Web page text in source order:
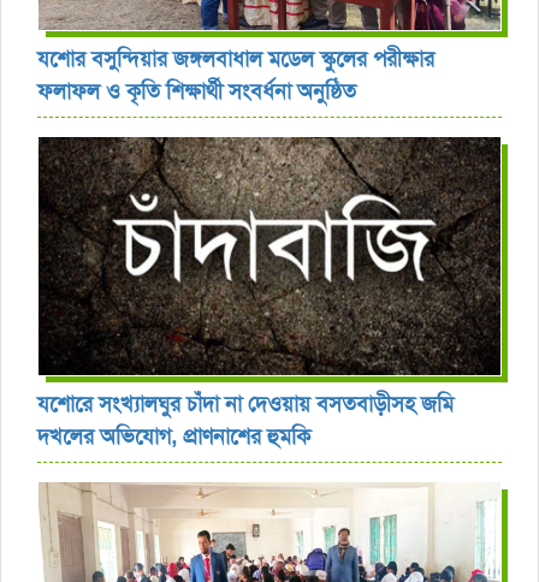
যশোর বসুন্দিয়ার জঙ্গলবাধাল মডেল স্কুলের পরীক্ষার
ফলাফল ও কৃতি শিক্ষার্থী সংবর্ধনা অনুষ্ঠিত
যশোরে সংখ্যালঘুর চাঁদা না দেওয়ায় বসতবাড়ীসহ জমি
দখলের অভিযোগ, প্রাণনাশের হুমকি